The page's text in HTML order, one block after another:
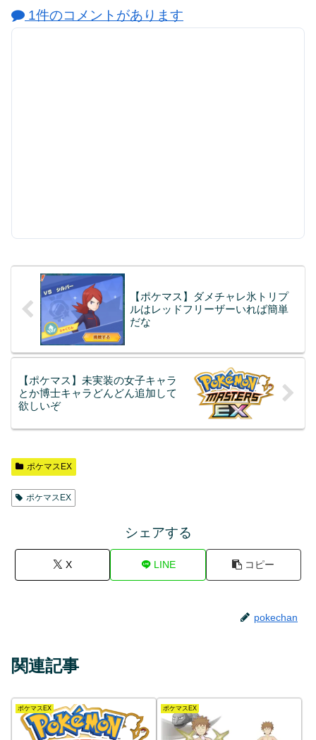
1件のコメントがあります
【ポケマス】ダメチャレ氷トリプ
ルはレッドフリーザーいれば簡単
だな
【ポケマス】未実装の女子キャラ
とか博士キャラどんどん追加して
欲しいぞ
ポケマスEX
ポケマスEX
シェアする
X LINE コピー
pokechan
関連記事
ポケマスEX ポケマスEX